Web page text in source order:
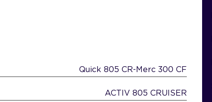
Quick 805 CR-Merc 300 CF
ACTIV 805 CRUISER